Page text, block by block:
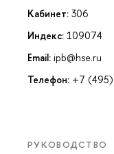
Кабинет: 306
Индекс: 109074
Email: ipb@hse.ru
Телефон: +7
РУКОВОДСТВО